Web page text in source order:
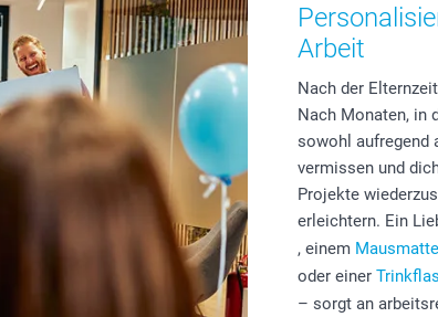
Arbeit
Nach der
Nach Monaten, in
sowohl aufregend
vermissen und
Projekte
erleichtern. Ein
, einem Mausmatte
oder einer
– sorgt an